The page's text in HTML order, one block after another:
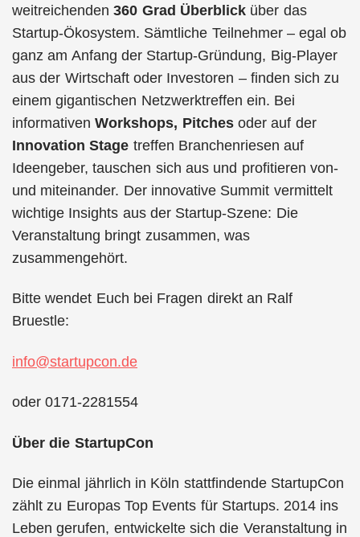
weitreichenden360 Grad Überblicküber das
Startup-Ökosystem. Sämtliche Teilnehmer – egal ob
ganz am Anfang der Startup-Gründung, Big-Player
aus der Wirtschaft oder Investoren – finden sich zu
einem gigantischen Netzwerktreffen ein. Bei
informativenWorkshops, Pitchesoder auf der
Innovation Stage treffen Branchenriesen auf
Ideengeber, tauschen sich aus und profitieren von-
und miteinander. Der innovative Summit vermittelt
wichtige Insights aus der Startup-Szene: Die
Veranstaltung bringt zusammen, was
zusammengehört.
Bitte wendet Euch bei Fragen direkt an Ralf
Bruestle:
info@startupcon.de
oder 0171-2281554
Über die StartupCon
Die einmal jährlich in Köln stattfindende StartupCon
zählt zu Europas Top Events für Startups. 2014 ins
Leben gerufen, entwickelte sich die Veranstaltung in